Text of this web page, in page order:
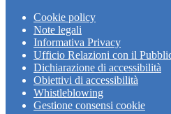
Cookie policy
Note legali
Informativa Privacy
Ufficio Relazioni con il
Dichiarazione di accessibilità
Obiettivi di accessibilità
Whistleblowing
Gestione consensi cookie